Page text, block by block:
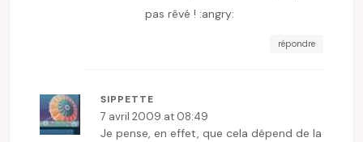
pas rêvé ! :angry:
répondre
SIPPETTE
7 avril 2009 at 08:49
Je pense, en effet, que cela dépend de la